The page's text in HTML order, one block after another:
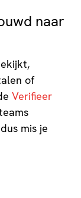
naar
of
Verifieer
mis je